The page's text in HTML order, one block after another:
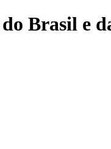
Brasil e